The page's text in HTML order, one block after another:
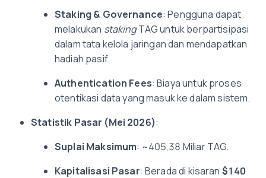
Staking & Governance: Pengguna dapat
melakukan stakingTAG untuk berpartisipasi
dalam tata kelola jaringan dan mendapatkan
hadiah pasif.
Authentication Fees: Biaya untuk proses
otentikasi data yang masuk ke dalam sistem.
Statistik Pasar (Mei 2026):
Suplai Maksimum: ~405,38 Miliar TAG.
Kapitalisasi Pasar: Berada di kisaran $140